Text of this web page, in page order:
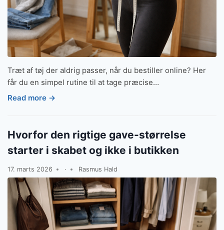
Træt af tøj der aldrig passer, når du bestiller online? Her
får du en simpel rutine til at tage præcise…
Read more →
Hvorfor den rigtige gave-størrelse
starter i skabet og ikke i butikken
17. marts 2026 · Rasmus Hald